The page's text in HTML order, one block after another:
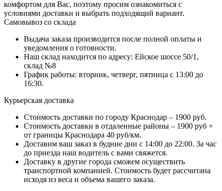
комфортом для Вас, поэтому просим ознакомиться с
условиями доставки и выбрать подходящий вариант.
Самовывоз со склада
Выдача заказа производится после полной оплаты и
уведомления о готовности.
Наш склад находится по адресу: Ейское шоссе 50/1,
склад №8
График работы: вторник, четверг, пятница с 13:00 до
16:30.
Курьерская доставка
Стоимость доставки по городу Краснодар – 1900 руб.
Стоимость доставки в отдаленные районы – 1900 руб +
от границы Краснодара 40 руб/км.
Доставим ваш заказ в будние дни с 14:00 до 22:00. За час
до приезда наш водитель с вами свяжется.
Доставку в другие города сможем осуществить
транспортной компанией. Стоимость будет рассчитана
исходя из веса и объема вашего заказа.